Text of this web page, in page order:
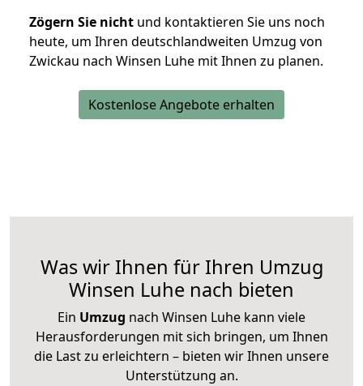
Zögern Sie nicht und kontaktieren Sie uns noch
heute, um Ihren deutschlandweiten Umzug von
Zwickau nach Winsen Luhe mit Ihnen zu planen.
Kostenlose Angebote erhalten
Was wir Ihnen für Ihren Umzug
Winsen Luhe nach bieten
Ein Umzug nach Winsen Luhe kann viele
Herausforderungen mit sich bringen, um Ihnen
die Last zu erleichtern – bieten wir Ihnen unsere
Unterstützung an.